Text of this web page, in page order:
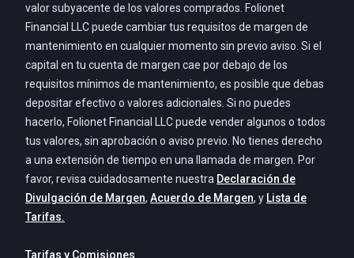
valor subyacente de los valores comprados. Folionet
Financial LLC puede cambiar tus requisitos de margen de
mantenimiento en cualquier momento sin previo aviso. Si el
capital en tu cuenta de margen cae por debajo de los
requisitos mínimos de mantenimiento, es posible que debas
depositar efectivo o valores adicionales. Si no puedes
hacerlo, Folionet Financial LLC puede vender algunos o todos
tus valores, sin aprobación o aviso previo. No tienes derecho
a una extensión de tiempo en una llamada de margen. Por
favor, revisa cuidadosamente nuestra Declaración de
Divulgación de Margen, Acuerdo de Margen, y Lista de
Tarifas.
Tarifas y Comisiones